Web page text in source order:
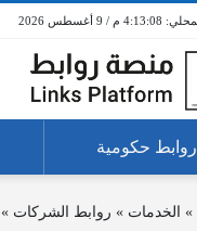
4:13:08 م / 9 أغسطس 2026
روابط حكومية
» الخدمات » روابط الشركات »